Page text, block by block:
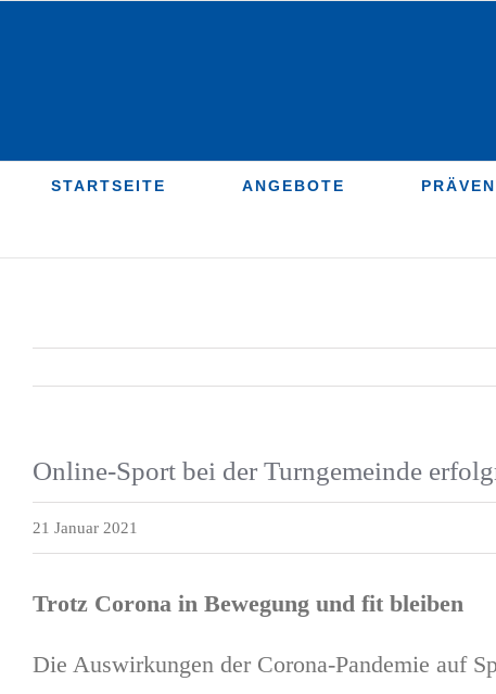
STARTSEITE ANGEBOTE
Online-Sport bei der Turngemeinde
21 Januar 2021
Trotz Corona in Bewegung und fit bleiben
Die Auswirkungen der Corona-Pandemie auf